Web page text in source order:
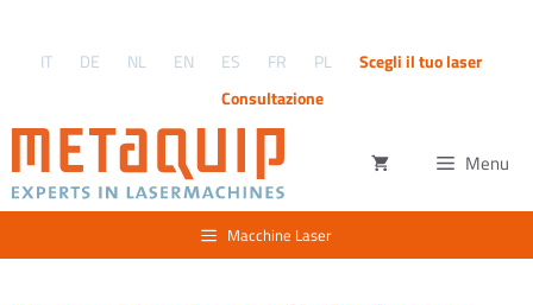
contenuto
IT DE NL EN ES FR PL
Scegli il tuo laser
Consultazione
Menu
Macchine Laser